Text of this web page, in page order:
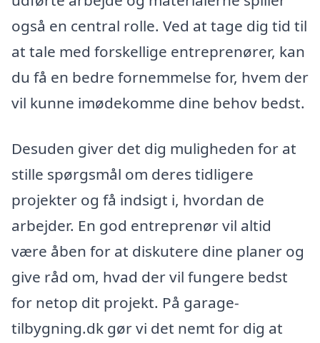
også en central rolle. Ved at tage dig tid til
at tale med forskellige entreprenører, kan
du få en bedre fornemmelse for, hvem der
vil kunne imødekomme dine behov bedst.
Desuden giver det dig muligheden for at
stille spørgsmål om deres tidligere
projekter og få indsigt i, hvordan de
arbejder. En god entreprenør vil altid
være åben for at diskutere dine planer og
give råd om, hvad der vil fungere bedst
for netop dit projekt. På garage-
tilbygning.dk gør vi det nemt for dig at